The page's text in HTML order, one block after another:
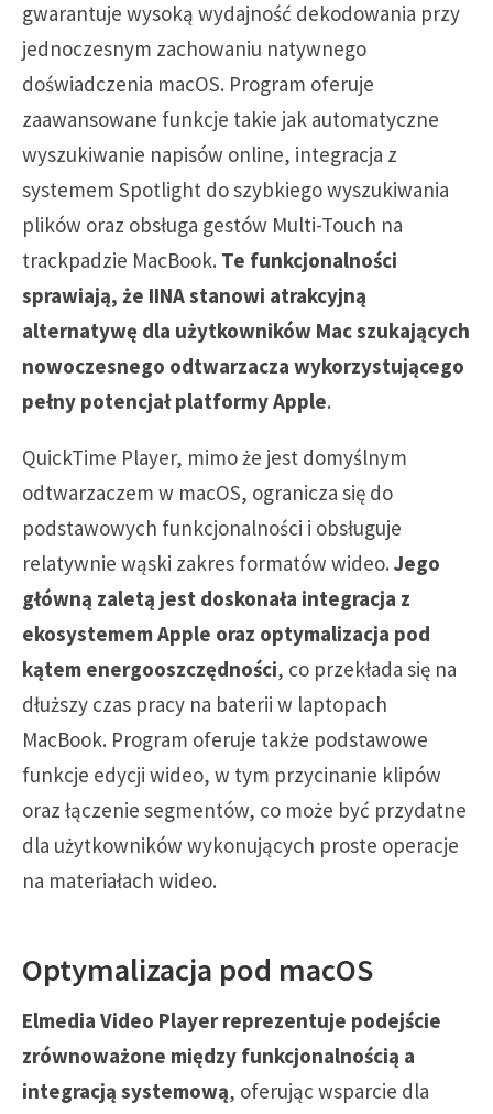
gwarantuje wysoką wydajność dekodowania przy
jednoczesnym zachowaniu natywnego
doświadczenia macOS. Program oferuje
zaawansowane funkcje takie jak automatyczne
wyszukiwanie napisów online, integracja z
systemem Spotlight do szybkiego wyszukiwania
plików oraz obsługa gestów Multi-Touch na
trackpadzie MacBook. Te funkcjonalności
sprawiają, że IINA stanowi atrakcyjną
alternatywę dla użytkowników Mac szukających
nowoczesnego odtwarzacza wykorzystującego
pełny potencjał platformy Apple.
QuickTime Player, mimo że jest domyślnym
odtwarzaczem w macOS, ogranicza się do
podstawowych funkcjonalności i obsługuje
relatywnie wąski zakres formatów wideo. Jego
główną zaletą jest doskonała integracja z
ekosystemem Apple oraz optymalizacja pod
kątem energooszczędności, co przekłada się na
dłuższy czas pracy na baterii w laptopach
MacBook. Program oferuje także podstawowe
funkcje edycji wideo, w tym przycinanie klipów
oraz łączenie segmentów, co może być przydatne
dla użytkowników wykonujących proste operacje
na materiałach wideo.
Optymalizacja pod macOS
Elmedia Video Player reprezentuje podejście
zrównoważone między funkcjonalnością a
integracją systemową, oferując wsparcie dla